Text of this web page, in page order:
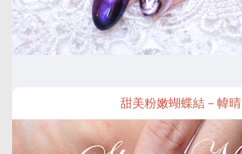
甜美粉嫩蝴蝶結－幃晴